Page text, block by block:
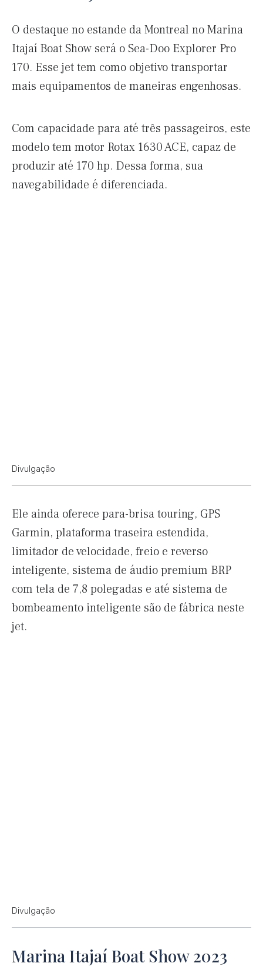
O destaque no estande da Montreal no Marina
Itajaí Boat Show será o Sea-Doo Explorer Pro
170. Esse jet tem como objetivo transportar
mais equipamentos de maneiras engenhosas.
Com capacidade para até três passageiros, este
modelo tem motor Rotax 1630 ACE, capaz de
produzir até 170 hp. Dessa forma, sua
navegabilidade é diferenciada.
Divulgação
Ele ainda oferece para-brisa touring, GPS
Garmin, plataforma traseira estendida,
limitador de velocidade, freio e reverso
inteligente, sistema de áudio premium BRP
com tela de 7,8 polegadas e até sistema de
bombeamento inteligente são de fábrica neste
jet.
Divulgação
Marina Itajaí Boat Show 2023